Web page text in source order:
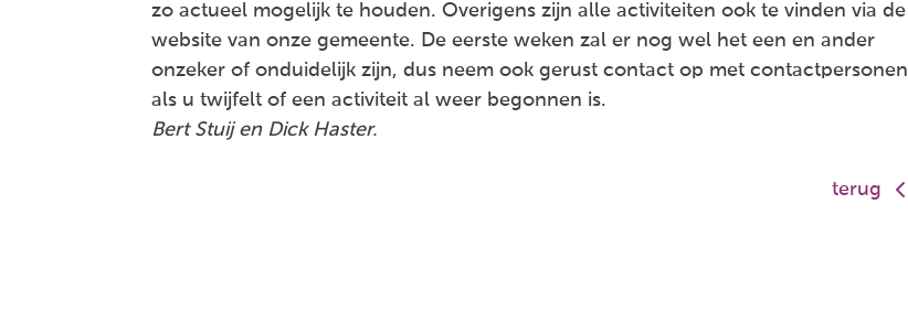
zo actueel mogelijk te houden. Overigens zijn alle activiteiten ook te vinden via de
website van onze gemeente. De eerste weken zal er nog wel het een en ander
onzeker of onduidelijk zijn, dus neem ook gerust contact op met contactpersonen
als u twijfelt of een activiteit al weer begonnen is.
Bert Stuij en Dick Haster.
terug